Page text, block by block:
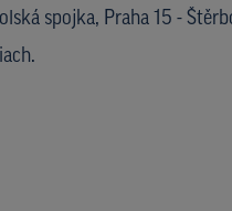
spojka, Praha 15 -